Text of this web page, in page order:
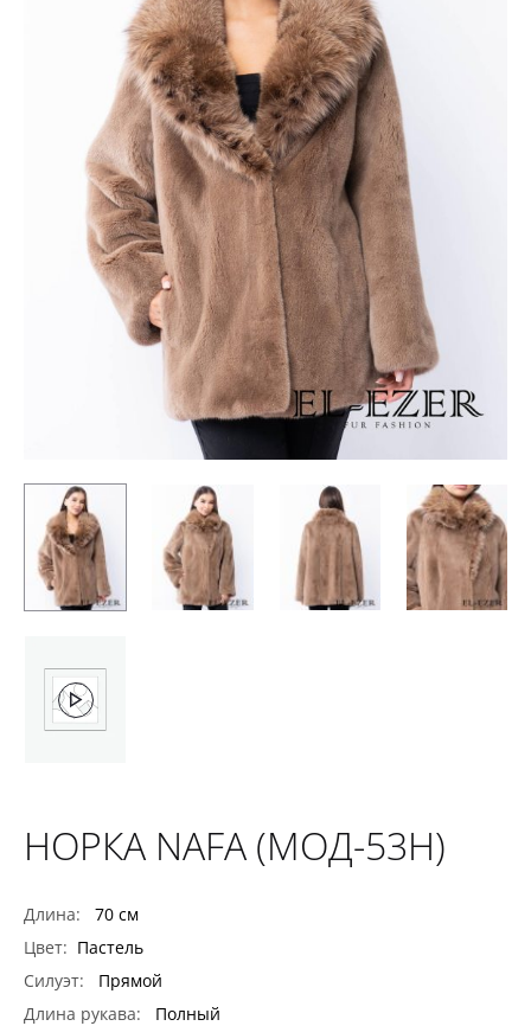
НОРКА NAFA (МОД-53Н)
Длина: 70 см
Цвет: Пастель
Силуэт: Прямой
Длина рукава: Полный